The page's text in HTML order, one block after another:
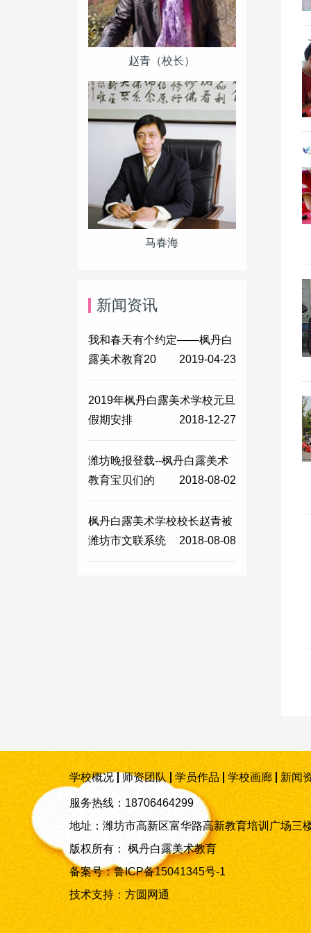
赵青（校长）
马春海
新闻资讯
我和春天有个约定——枫丹白
露美术教育20
2019-04-23
2019年枫丹白露美术学校元旦
假期安排
2018-12-27
潍坊晚报登载--枫丹白露美术
教育宝贝们的
2018-08-02
枫丹白露美术学校校长赵青被
潍坊市文联系统
2018-08-08
学校概况 师资团队 学员作品 学校画廊 新闻
服务热线：18706464299
地址：潍坊市高新区富华路高新教育培训广场三
版权所有： 枫丹白露美术教育
备案号：鲁ICP备15041345号-1
技术支持： 方圆网通